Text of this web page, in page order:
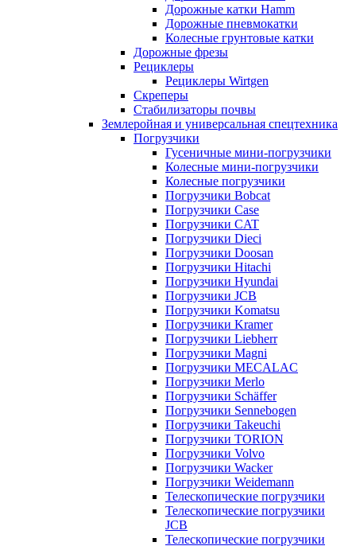
Дорожные катки Hamm
Дорожные пневмокатки
Колесные грунтовые катки
Дорожные фрезы
Рециклеры
Рециклеры Wirtgen
Скреперы
Стабилизаторы почвы
Землеройная и универсальная спецтехника
Погрузчики
Гусеничные мини-погрузчики
Колесные мини-погрузчики
Колесные погрузчики
Погрузчики Bobcat
Погрузчики Case
Погрузчики CAT
Погрузчики Dieci
Погрузчики Doosan
Погрузчики Hitachi
Погрузчики Hyundai
Погрузчики JCB
Погрузчики Komatsu
Погрузчики Kramer
Погрузчики Liebherr
Погрузчики Magni
Погрузчики MECALAC
Погрузчики Merlo
Погрузчики Schäffer
Погрузчики Sennebogen
Погрузчики Takeuchi
Погрузчики TORION
Погрузчики Volvo
Погрузчики Wacker
Погрузчики Weidemann
Телескопические погрузчики
Телескопические погрузчики
JCB
Телескопические погрузчики